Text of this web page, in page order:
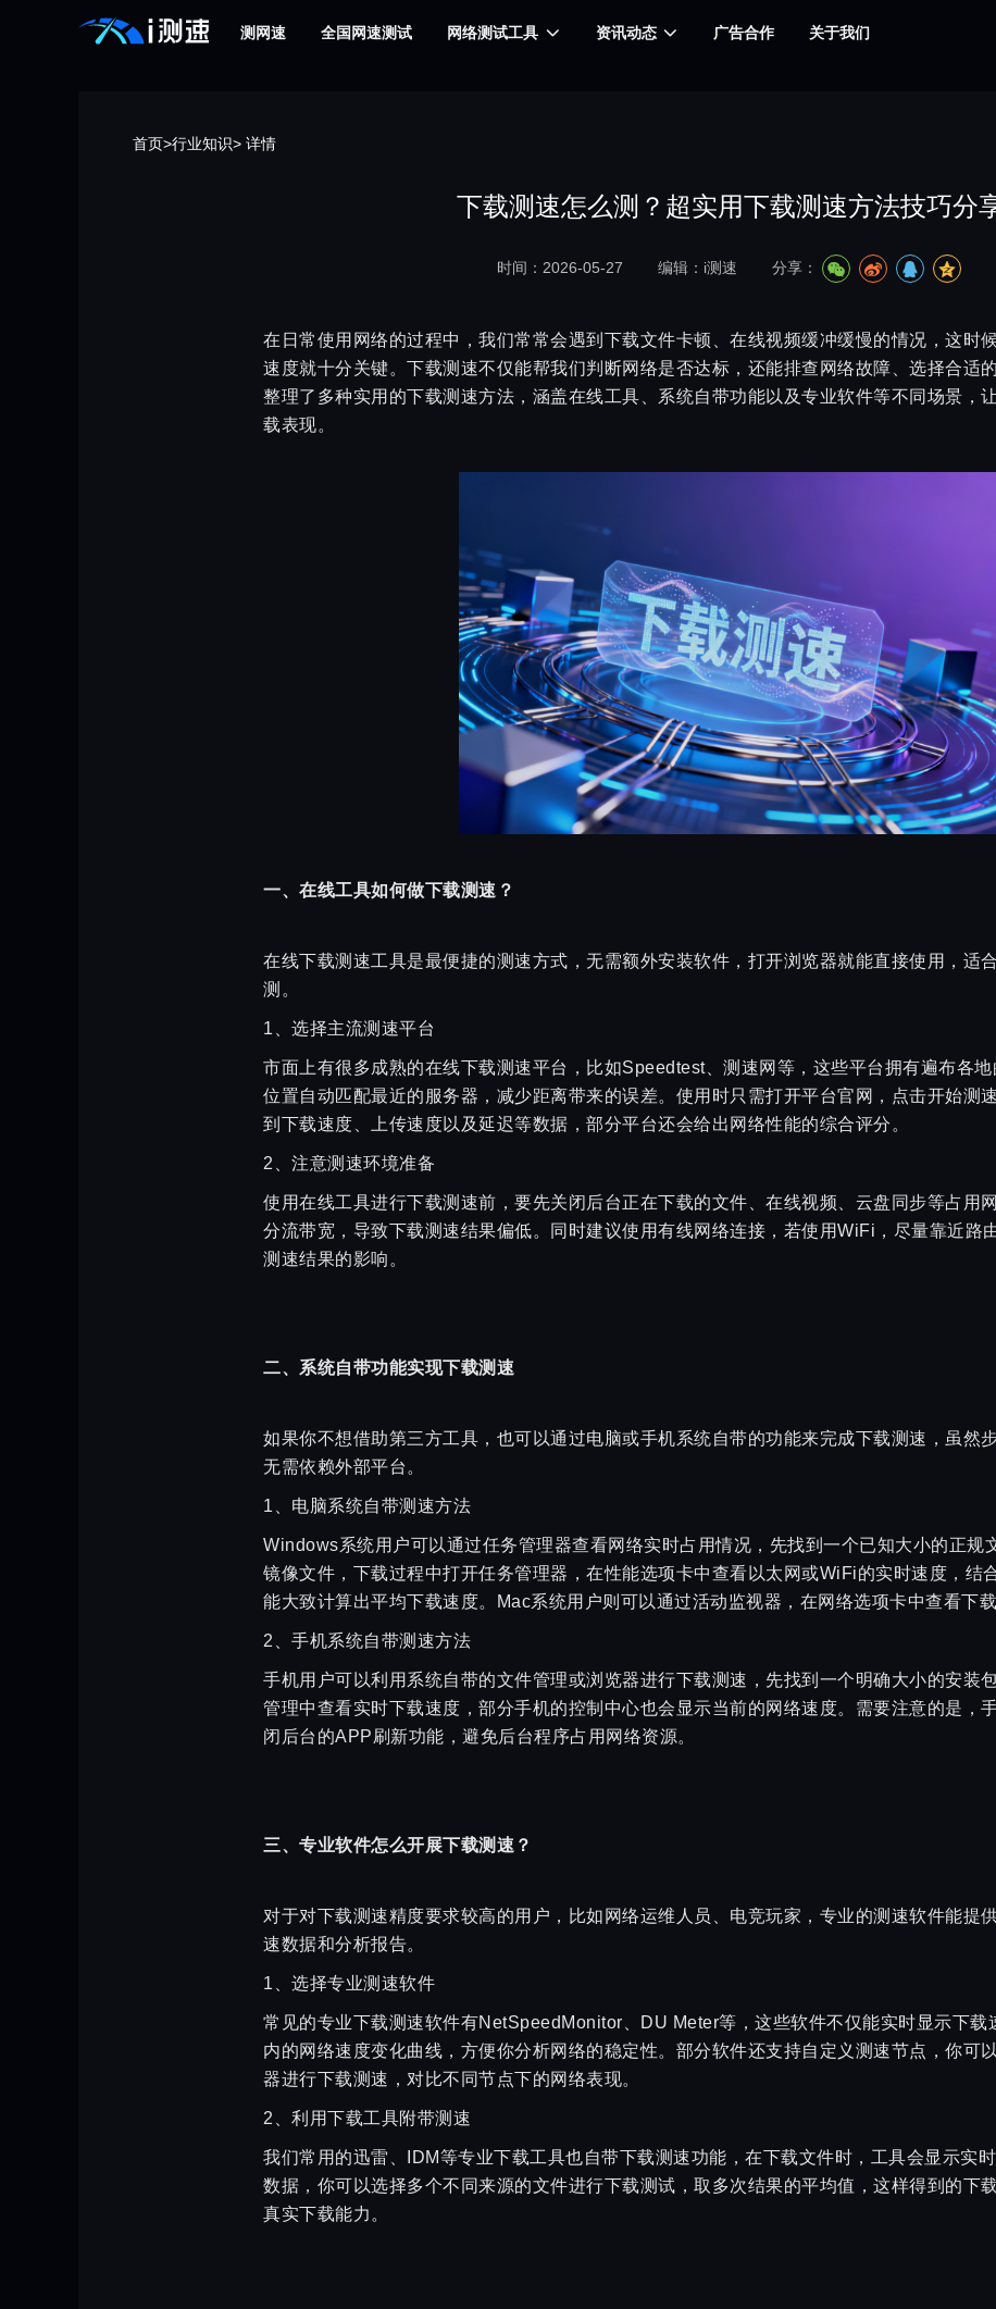
测网速 全国网速测试 网络测试工具 资讯动态 广告合作 关于我们
首页>行业知识> 详情
下载测速怎么测？超实用下载测速方法技巧分
时间：2026-05-27 编辑：i测速 分享：
在日常使用网络的过程中，我们常常会遇到下载文件卡顿、在线视频缓冲缓慢的情况，这时
速度就十分关键。下载测速不仅能帮我们判断网络是否达标，还能排查网络故障、选择合适
整理了多种实用的下载测速方法，涵盖在线工具、系统自带功能以及专业软件等不同场景，
载表现。
一、在线工具如何做下载测速？
在线下载测速工具是最便捷的测速方式，无需额外安装软件，打开浏览器就能直接使用，适
测。
1、选择主流测速平台
市面上有很多成熟的在线下载测速平台，比如Speedtest、测速网等，这些平台拥有遍布各
位置自动匹配最近的服务器，减少距离带来的误差。使用时只需打开平台官网，点击开始测
到下载速度、上传速度以及延迟等数据，部分平台还会给出网络性能的综合评分。
2、注意测速环境准备
使用在线工具进行下载测速前，要先关闭后台正在下载的文件、在线视频、云盘同步等占用
分流带宽，导致下载测速结果偏低。同时建议使用有线网络连接，若使用WiFi，尽量靠近路
测速结果的影响。
二、系统自带功能实现下载测速
如果你不想借助第三方工具，也可以通过电脑或手机系统自带的功能来完成下载测速，虽然
无需依赖外部平台。
1、电脑系统自带测速方法
Windows系统用户可以通过任务管理器查看网络实时占用情况，先找到一个已知大小的正规
镜像文件，下载过程中打开任务管理器，在性能选项卡中查看以太网或WiFi的实时速度，结
能大致计算出平均下载速度。Mac系统用户则可以通过活动监视器，在网络选项卡中查看下载
2、手机系统自带测速方法
手机用户可以利用系统自带的文件管理或浏览器进行下载测速，先找到一个明确大小的安装
管理中查看实时下载速度，部分手机的控制中心也会显示当前的网络速度。需要注意的是，
闭后台的APP刷新功能，避免后台程序占用网络资源。
三、专业软件怎么开展下载测速？
对于对下载测速精度要求较高的用户，比如网络运维人员、电竞玩家，专业的测速软件能提
速数据和分析报告。
1、选择专业测速软件
常见的专业下载测速软件有NetSpeedMonitor、DU Meter等，这些软件不仅能实时显示下载
内的网络速度变化曲线，方便你分析网络的稳定性。部分软件还支持自定义测速节点，你可
器进行下载测速，对比不同节点下的网络表现。
2、利用下载工具附带测速
我们常用的迅雷、IDM等专业下载工具也自带下载测速功能，在下载文件时，工具会显示实
数据，你可以选择多个不同来源的文件进行下载测试，取多次结果的平均值，这样得到的下
真实下载能力。